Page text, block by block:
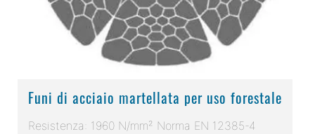
Funi di acciaio martellata per uso forestale
Resistenza: 1960 N/mm² Norma EN 12385-4